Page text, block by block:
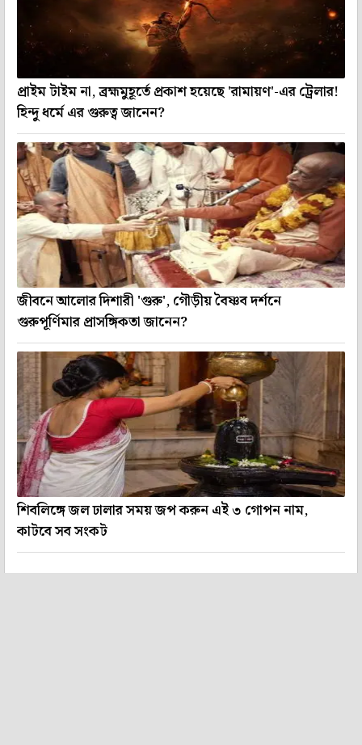
প্রাইম টাইম না, ব্রহ্মমুহূর্তে প্রকাশ হয়েছে 'রামায়ণ'-এর ট্রেলার!
হিন্দু ধর্মে এর গুরুত্ব জানেন?
জীবনে আলোর দিশারী 'গুরু', গৌড়ীয় বৈষ্ণব দর্শনে
গুরুপূর্ণিমার প্রাসঙ্গিকতা জানেন?
শিবলিঙ্গে জল ঢালার সময় জপ করুন এই ৩ গোপন নাম,
কাটবে সব সংকট